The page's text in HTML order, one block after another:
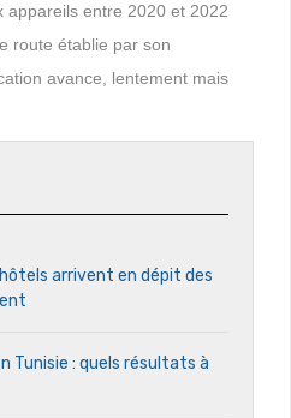
appareils entre 2020 et 2022
route établie par son
avance, lentement mais
arrivent en dépit des
Tunisie : quels résultats à